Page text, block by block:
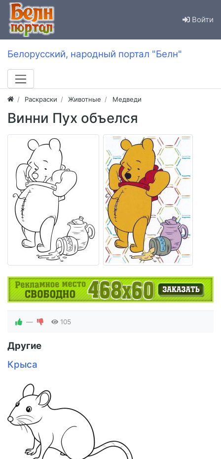
Войти
Белорусский, народный портал "Белн"
Раскраски Животные Медведи
Винни Пух объелся
— 105
Другие
Крыса